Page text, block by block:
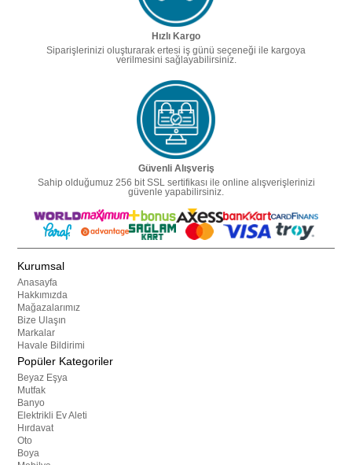
Hızlı Kargo
Siparişlerinizi oluşturarak ertesi iş günü seçeneği ile kargoya
verilmesini sağlayabilirsiniz.
Güvenli Alışveriş
Sahip olduğumuz 256 bit SSL sertifikası ile online alışverişlerinizi
güvenle yapabilirsiniz.
Kurumsal
Anasayfa
Hakkımızda
Mağazalarımız
Bize Ulaşın
Markalar
Havale Bildirimi
Popüler Kategoriler
Beyaz Eşya
Mutfak
Banyo
Elektrikli Ev Aleti
Hırdavat
Oto
Boya